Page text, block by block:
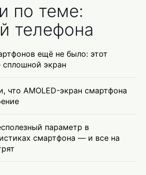
по теме:
телефона
ещё не было: этот
экран
что AMOLED-экран смартфона
параметр в
смартфона — и все на